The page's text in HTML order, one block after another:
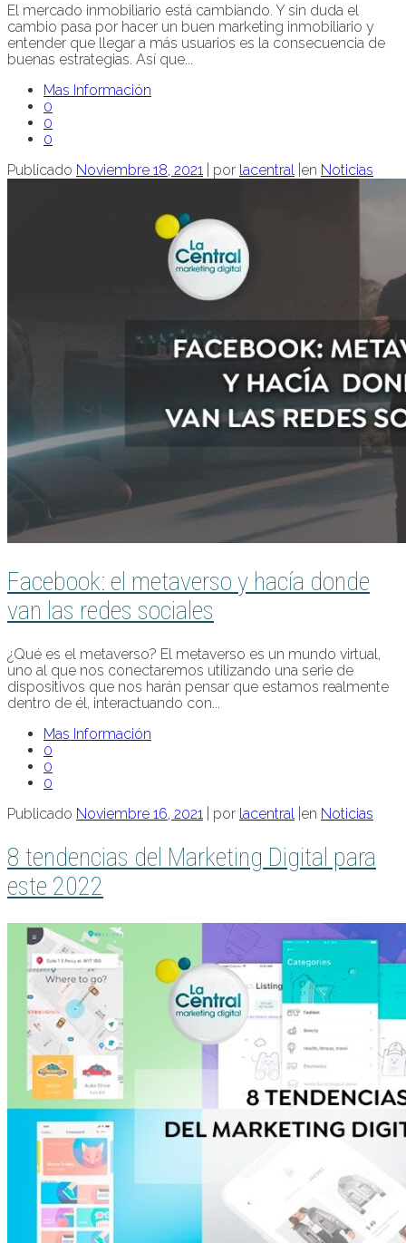
El mercado inmobiliario está cambiando. Y sin duda el
cambio pasa por hacer un buen marketing inmobiliario y
entender que llegar a más usuarios es la consecuencia de
buenas estrategias. Así que...
Mas Información
0
0
0
Publicado Noviembre 18, 2021 por lacentral en Noticias
Facebook: el metaverso y hacía donde
van las redes sociales
¿Qué es el metaverso? El metaverso es un mundo virtual,
uno al que nos conectaremos utilizando una serie de
dispositivos que nos harán pensar que estamos realmente
dentro de él, interactuando con...
Mas Información
0
0
0
Publicado Noviembre 16, 2021 por lacentral en Noticias
8 tendencias del Marketing Digital para
este 2022